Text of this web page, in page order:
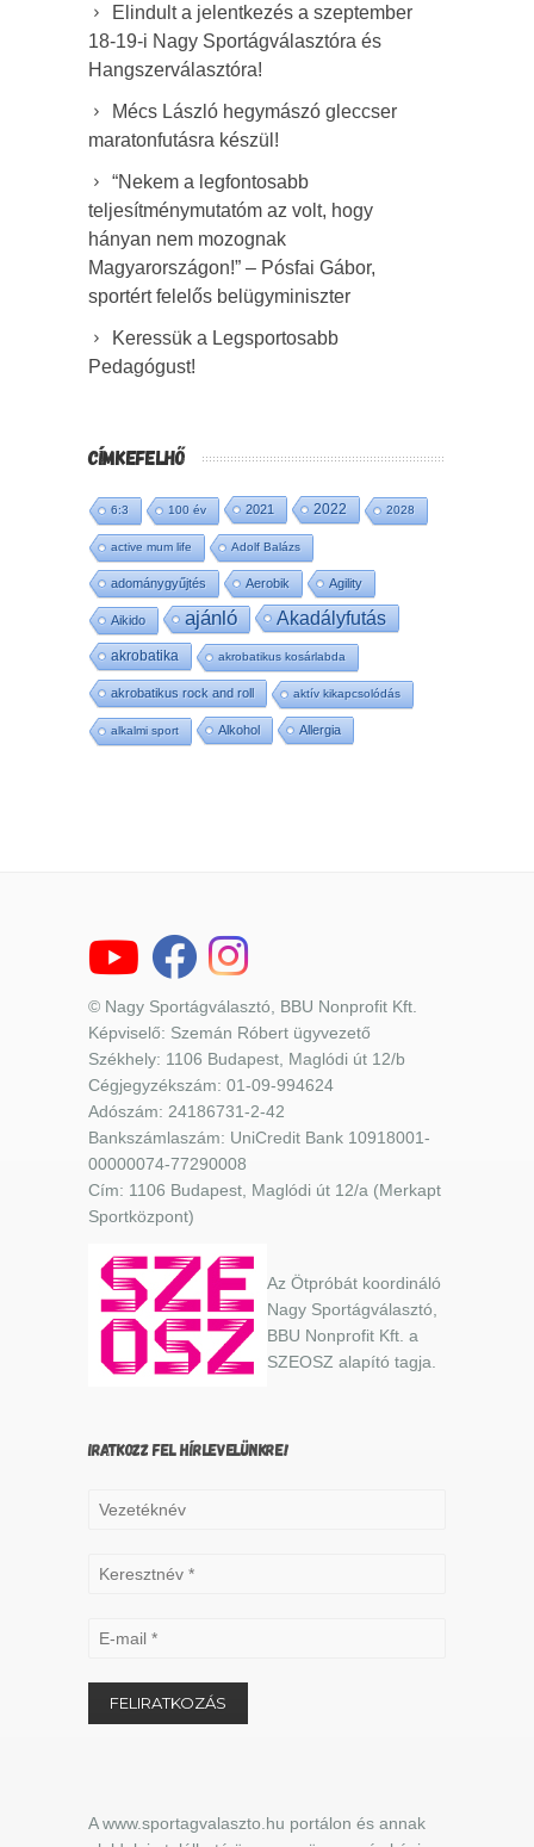
Elindult a jelentkezés a szeptember
18-19-i Nagy Sportágválasztóra és
Hangszerválasztóra!
Mécs László hegymászó gleccser
maratonfutásra készül!
“Nekem a legfontosabb
teljesítménymutatóm az volt, hogy
hányan nem mozognak
Magyarországon!” – Pósfai Gábor,
sportért felelős belügyminiszter
Keressük a Legsportosabb
Pedagógust!
CÍMKEFELHŐ
6:3 100 év 2021 2022 2028
active mum life Adolf Balázs
adománygyűjtés Aerobik Agility
Aikido ajánló Akadályfutás
akrobatika akrobatikus kosárlabda
akrobatikus rock and roll aktív kikapcsolódás
alkalmi sport Alkohol Allergia
© Nagy Sportágválasztó, BBU Nonprofit Kft.
Képviselő: Szemán Róbert ügyvezető
Székhely: 1106 Budapest, Maglódi út 12/b
Cégjegyzékszám: 01-09-994624
Adószám: 24186731-2-42
Bankszámlaszám: UniCredit Bank 10918001-
00000074-77290008
Cím: 1106 Budapest, Maglódi út 12/a (Merkapt
Sportközpont)
Az Ötpróbát koordináló
Nagy Sportágválasztó,
BBU Nonprofit Kft. a
SZEOSZ alapító tagja.
IRATKOZZ FEL HÍRLEVELÜNKRE!
A www.sportagvalaszto.hu portálon és annak